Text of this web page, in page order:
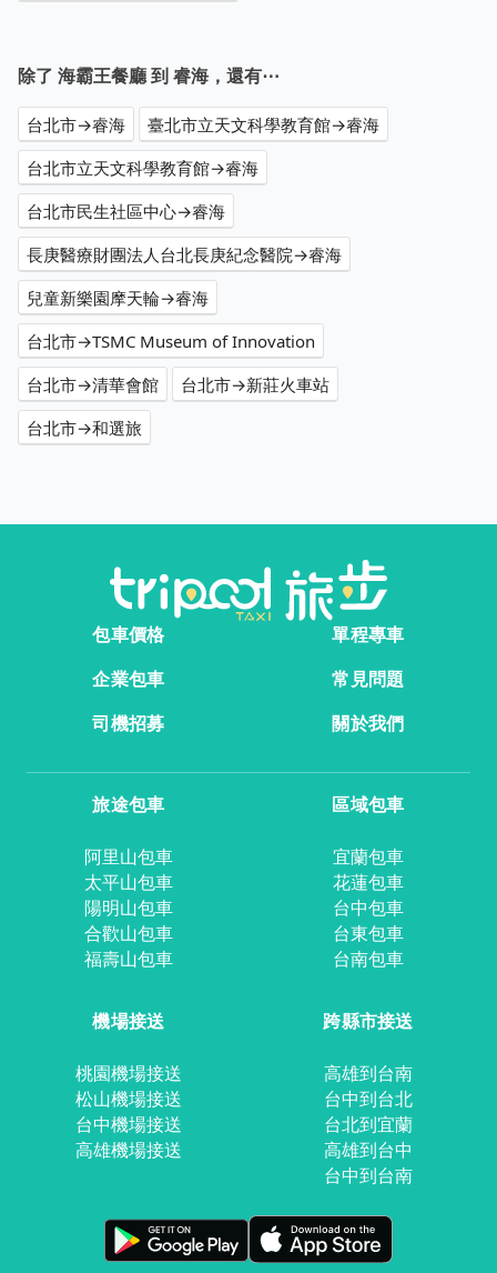
除了 海霸王餐廳 到 睿海，還有⋯
台北市→睿海
臺北市立天文科學教育館→睿海
台北市立天文科學教育館→睿海
台北市民生社區中心→睿海
長庚醫療財團法人台北長庚紀念醫院→睿海
兒童新樂園摩天輪→睿海
台北市→TSMC Museum of Innovation
台北市→清華會館
台北市→新莊火車站
台北市→和選旅
包車價格
單程專車
企業包車
常見問題
司機招募
關於我們
旅途包車
阿里山包車
太平山包車
陽明山包車
合歡山包車
福壽山包車
區域包車
宜蘭包車
花蓮包車
台中包車
台東包車
台南包車
機場接送
桃園機場接送
松山機場接送
台中機場接送
高雄機場接送
跨縣市接送
高雄到台南
台中到台北
台北到宜蘭
高雄到台中
台中到台南